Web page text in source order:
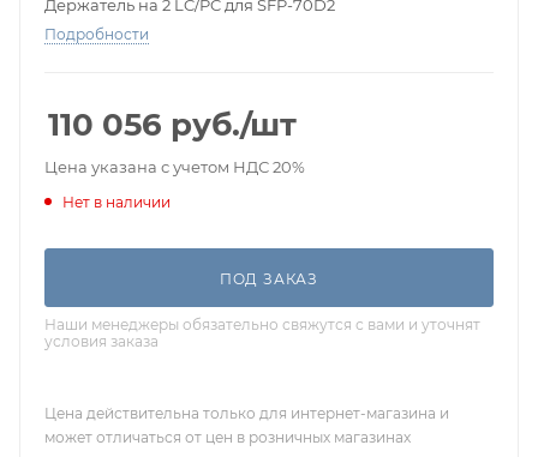
Держатель на 2 LC/PC для SFP-70D2
Подробности
110 056 руб./шт
Цена указана с учетом НДС 20%
Нет в наличии
ПОД ЗАКАЗ
Наши менеджеры обязательно свяжутся с вами и уточнят
условия заказа
Цена действительна только для интернет-магазина и
может отличаться от цен в розничных магазинах